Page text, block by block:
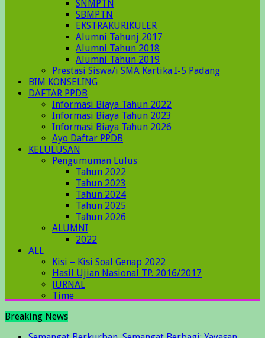
SNMPTN
SBMPTN
EKSTRAKURIKULER
Alumni Tahunj 2017
Alumni Tahun 2018
Alumni Tahun 2019
Prestasi Siswa/i SMA Kartika I-5 Padang
BIM KONSELING
DAFTAR PPDB
Informasi Biaya Tahun 2022
Informasi Biaya Tahun 2023
Informasi Biaya Tahun 2026
Ayo Daftar PPDB
KELULUSAN
Pengumuman Lulus
Tahun 2022
Tahun 2023
Tahun 2024
Tahun 2025
Tahun 2026
ALUMNI
2022
ALL
Kisi – Kisi Soal Genap 2022
Hasil Ujian Nasional TP. 2016/2017
JURNAL
Time
Breaking News